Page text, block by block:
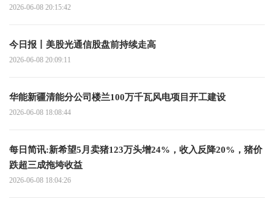
2026-06-08 20:15:42
今日报丨美股光通信股盘前持续走高
2026-06-08 20:09:11
华能新疆清能分公司楼兰100万千瓦风电项目开工建设
2026-06-08 18:08:44
每日简讯:新希望5月卖猪123万头增24%，收入反降20%，猪价
跌超三成拖垮收益
2026-06-08 18:04:26